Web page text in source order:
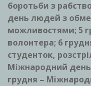
боротьби з
день людей з
можливостями; 5
волонтера; 6
студенток,
Міжнародний день
грудня –